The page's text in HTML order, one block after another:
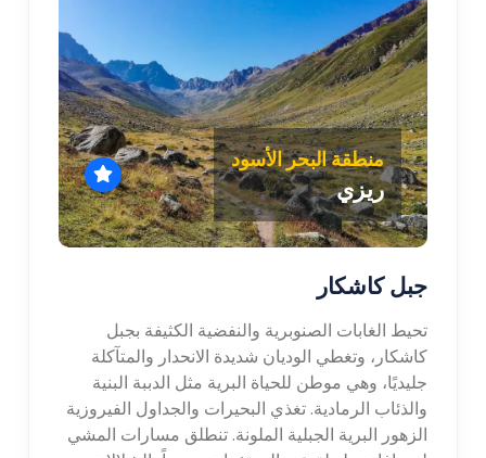
منطقة البحر الأسود
ريزي
جبل كاشكار
تحيط الغابات الصنوبرية والنفضية الكثيفة بجبل
كاشكار، وتغطي الوديان شديدة الانحدار والمتآكلة
جليديًا، وهي موطن للحياة البرية مثل الدببة البنية
والذئاب الرمادية. تغذي البحيرات والجداول الفيروزية
الزهور البرية الجبلية الملونة. تنطلق مسارات المشي